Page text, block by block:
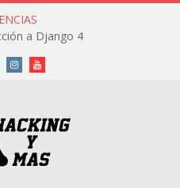
a Django 4
InstagramYoutube